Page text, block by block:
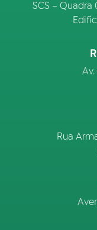
SCS – Quadra
Rua